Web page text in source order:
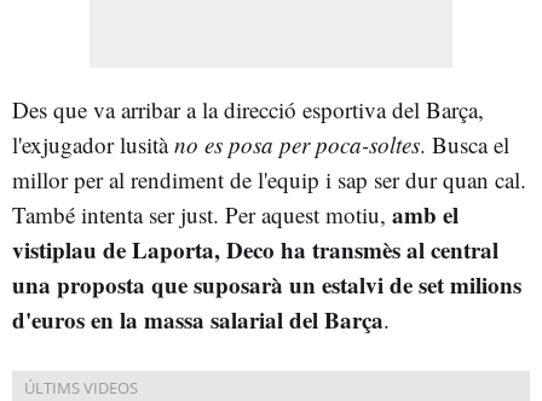
Des que va arribar a la direcció esportiva del Barça,
l'exjugador lusitàno es posa per poca-soltes. Busca el
millor per al rendiment de l'equip i sap ser dur quan cal.
També intenta ser just. Per aquest motiu, amb el
vistiplau de Laporta, Deco ha transmès al central
una proposta que suposarà un estalvi de set milions
d'euros en la massa salarial del Barça.